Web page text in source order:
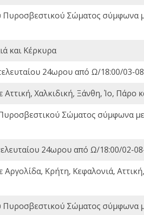
Πυροσβεστικού Σώματος σύμφωνα
και Κέρκυρα
24ωρου από Ω/18:00/03-
Χαλκιδική, Ξάνθη, Ίο, Πάρο
Σώματος σύμφωνα
24ωρου από Ω/18:00/02-
Κρήτη, Κεφαλονιά,
Πυροσβεστικού Σώματος σύμφωνα